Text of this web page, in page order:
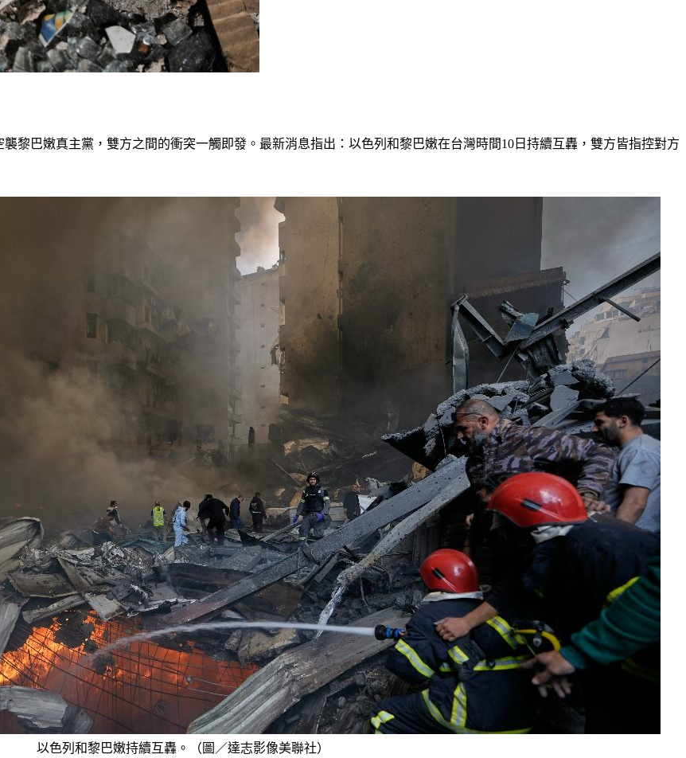
黎巴嫩真主黨，雙方之間的衝突一觸即發。最新消息指出：以色列和黎巴嫩在台灣時間10日持續互轟，雙方皆指控對方
以色列和黎巴嫩持續互轟。（圖／達志影像美聯社）